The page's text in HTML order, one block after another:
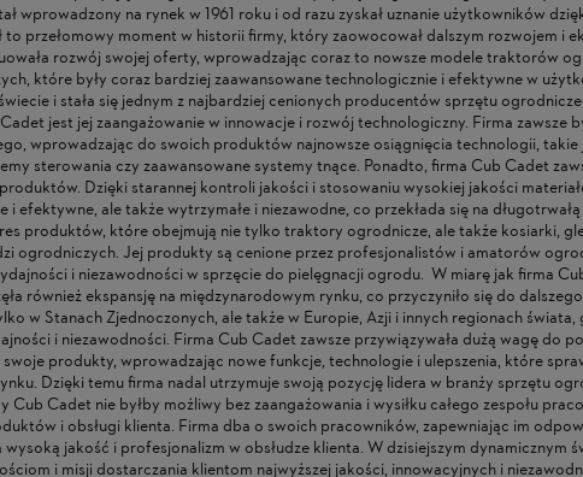
SE 62
GLEBOGRYZARKA SPALINOWA
wprowadzony na rynek w 1961 roku i od razu zyskał uznanie użytkowników
to przełomowy moment w historii firmy, który zaowocował dalszym rozwojem i
rozwój swojej oferty, wprowadzając coraz to nowsze modele traktorów
które były coraz bardziej zaawansowane technologicznie i efektywne w
i stała się jednym z najbardziej cenionych producentów sprzętu
jest jej zaangażowanie w innowacje i rozwój technologiczny. Firma zawsze
wprowadzając do swoich produktów najnowsze osiągnięcia technologii, takie
sterowania czy zaawansowane systemy tnące. Ponadto, firma Cub Cadet
Dzięki starannej kontroli jakości i stosowaniu wysokiej jakości
i efektywne, ale także wytrzymałe i niezawodne, co przekłada się na
produktów, które obejmują nie tylko traktory ogrodnicze, ale także kosiarki,
ogrodniczych. Jej produkty są cenione przez profesjonalistów i amatorów
i niezawodności w sprzęcie do pielęgnacji ogrodu. W miarę jak firma
również ekspansję na międzynarodowym rynku, co przyczyniło się do
w Stanach Zjednoczonych, ale także w Europie, Azji i innych regionach
i niezawodności. Firma Cub Cadet zawsze przywiązywała dużą wagę do
produkty, wprowadzając nowe funkcje, technologie i ulepszenia, które
Dzięki temu firma nadal utrzymuje swoją pozycję lidera w branży sprzętu
Cub Cadet nie byłby możliwy bez zaangażowania i wysiłku całego zespołu
i obsługi klienta. Firma dba o swoich pracowników, zapewniając im
wysoką jakość i profesjonalizm w obsłudze klienta. W dzisiejszym dynamicznym
i misji dostarczania klientom najwyższej jakości, innowacyjnych i